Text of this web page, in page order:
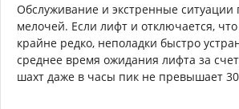
Обслуживание и экстренные ситуации
мелочей. Если лифт и отключается,
крайне редко, неполадки быстро
среднее время ожидания лифта за
шахт даже в часы пик не превышает